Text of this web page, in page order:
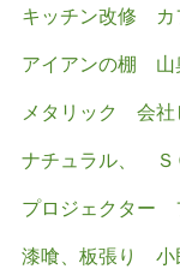
キッチン改修
アイアンの棚
山
メタリック
会社
ナチュラル、
プロジェクター
漆喰、板張り
小